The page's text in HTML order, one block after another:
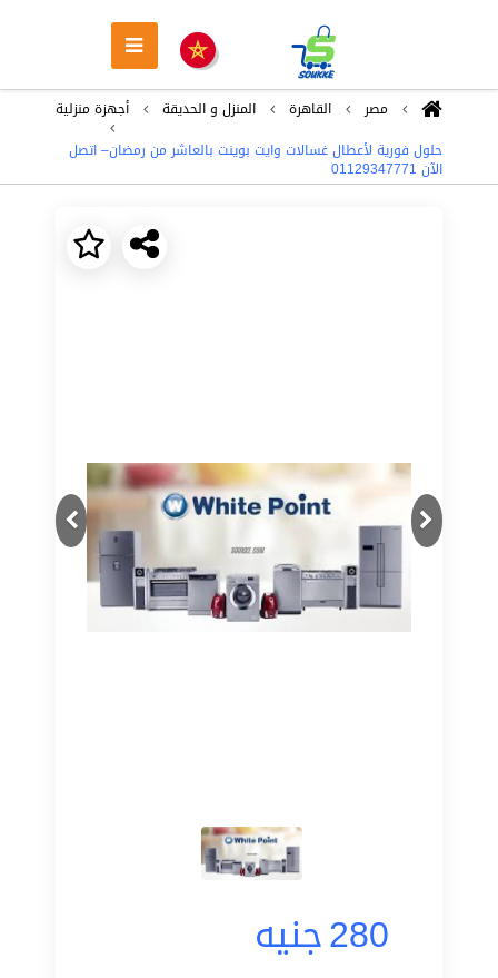
مصر القاهرة المنزل و الحديقة
أجهزة منزلية
حلول فورية لأعطال غسالات وايت بوينت بالعاشر من رمضان– اتصل
الآن 01129347771
Previous
Next
280جنيه